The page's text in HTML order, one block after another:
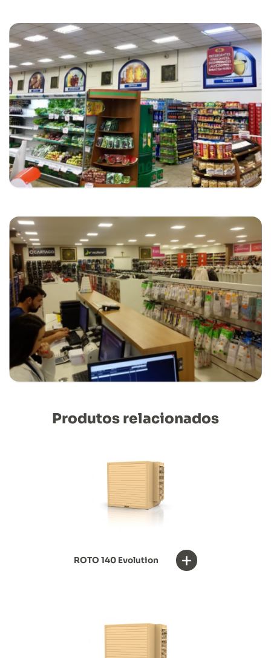
Produtos relacionados
ROTO 140 Evolution +